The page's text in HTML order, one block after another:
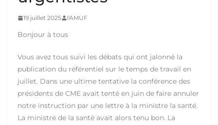
19 juillet 2025 l'AMUF
Bonjour à tous
Vous avez tous suivi les débats qui ont jalonné la
publication du référentiel sur le temps de travail en
juillet. Dans une ultime tentative la conférence des
présidents de CME avait tenté en juin de faire annuler
notre instruction par une lettre à la ministre la santé.
La ministre de la santé avait alors tenu bon. La